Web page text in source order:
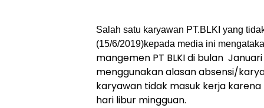
Salah satu karyawan PT.BLKI yang
(15/6/2019)kepada media ini
mangemen PT BLKI di bulan
menggunakan alasan absensi/
karyawan tidak masuk kerja
hari libur mingguan.